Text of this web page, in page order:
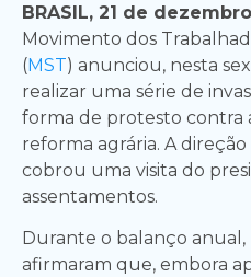
BRASIL, 21 de
Movimento dos
(MST) anunciou, nesta
realizar uma série de
forma de protesto contra
reforma agrária. A
cobrou uma visita do
assentamentos.
Durante o balanço anual,
afirmaram que, embora